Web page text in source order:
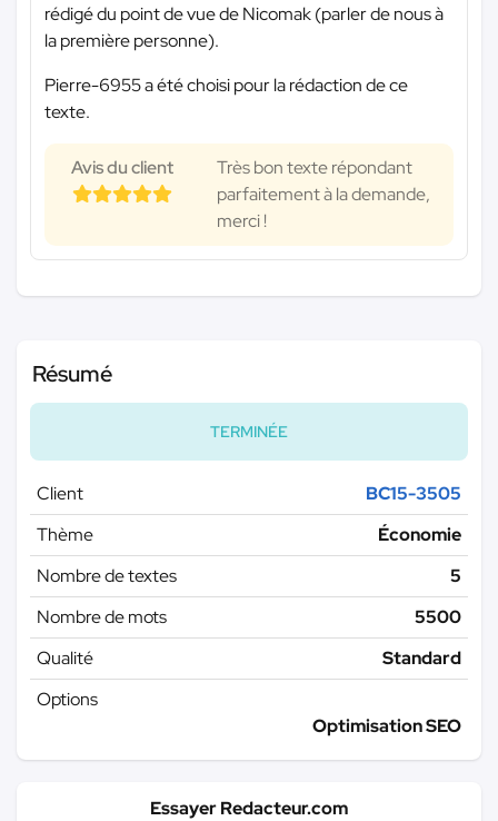
rédigé du point de vue de Nicomak (parler de nous à
la première personne).
Pierre-6955 a été choisi pour la rédaction de ce
texte.
Avis du client
Très bon texte répondant
parfaitement à la demande,
merci !
Résumé
TERMINÉE
Client
BC15-3505
Thème
Économie
Nombre de textes
5
Nombre de mots
5500
Qualité
Standard
Options
Optimisation SEO
Essayer Redacteur.com